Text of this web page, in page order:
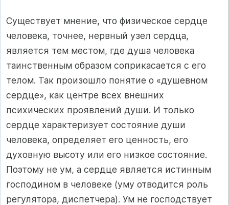
Существует мнение, что физическое сердце
человека, точнее, нервный узел сердца,
является тем местом, где душа человека
таинственным образом соприкасается с его
телом. Так произошло понятие о «душевном
сердце», как центре всех внешних
психических проявлений души. И только
сердце характеризует состояние души
человека, определяет его ценность, его
духовную высоту или его низкое состояние.
Поэтому не ум, а сердце является истинным
господином в человеке (уму отводится роль
регулятора, диспетчера). Ум не господствует